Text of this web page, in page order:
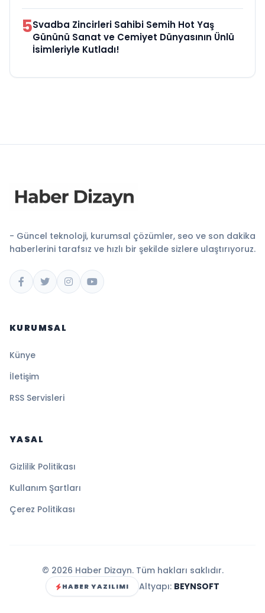
5Svadba Zincirleri Sahibi Semih Hot Yaş
Gününü Sanat ve Cemiyet Dünyasının Ünlü
İsimleriyle Kutladı!
- Güncel teknoloji, kurumsal çözümler, seo ve son dakika
haberlerini tarafsız ve hızlı bir şekilde sizlere ulaştırıyoruz.
KURUMSAL
Künye
İletişim
RSS Servisleri
YASAL
Gizlilik Politikası
Kullanım Şartları
Çerez Politikası
© 2026 Haber Dizayn. Tüm hakları saklıdır.
HABER YAZILIMI Altyapı: BEYNSOFT